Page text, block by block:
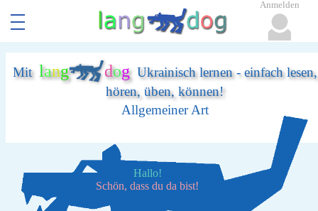
Mit lang dogUkrainisch lernen - einfach lesen,
hören, üben, können!
Allgemeiner Art
Hallo!
Schön, dass du da bist!
Anmelden